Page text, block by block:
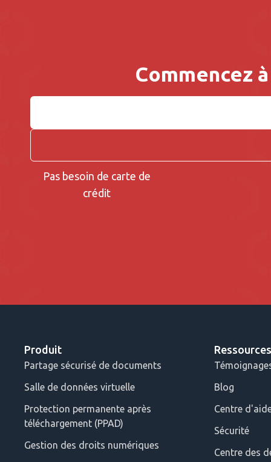
Commencez
Pas besoin de carte de
crédit
Produit
Partage sécurisé de documents
Salle de données virtuelle
Protection permanente après
téléchargement (PPAD)
Gestion des droits numériques
Ressources
Blog
Centre
Sécurité
Centre des